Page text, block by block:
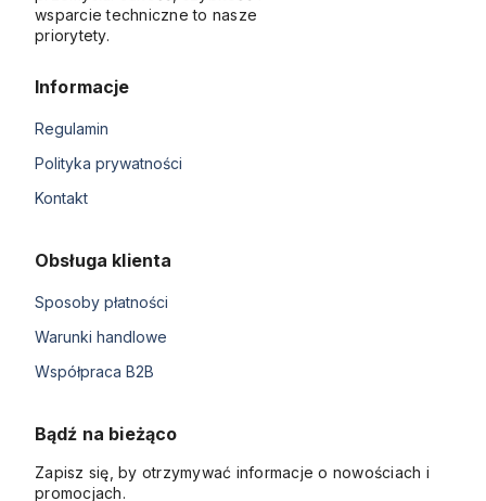
wsparcie techniczne to nasze
priorytety.
Informacje
Regulamin
Polityka prywatności
Kontakt
Obsługa klienta
Sposoby płatności
Warunki handlowe
Współpraca B2B
Bądź na bieżąco
Zapisz się, by otrzymywać informacje o nowościach i
promocjach.